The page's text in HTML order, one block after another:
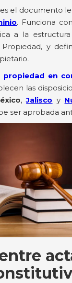
el documento
. Funciona
a la
y
propiedad en
las
,Jalisco y
ser aprobada